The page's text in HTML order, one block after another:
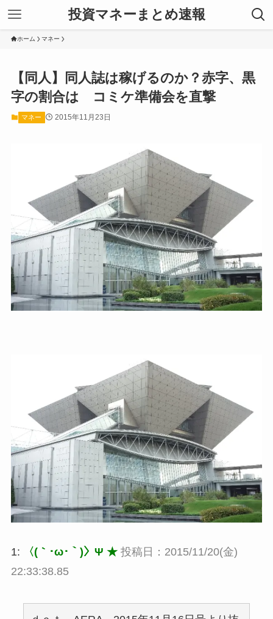
投資マネーまとめ速報
ホーム マネー
【同人】同人誌は稼げるのか？赤字、黒
字の割合は コミケ準備会を直撃
マネー 2015年11月23日
1: 〈(｀･ω･｀)〉Ψ ★ 投稿日：2015/11/20(金)
22:33:38.85